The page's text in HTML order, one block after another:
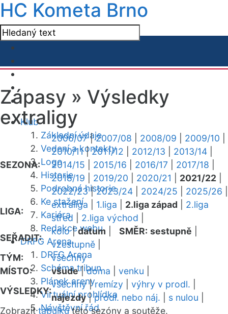
HC Kometa Brno
Klub
Základní údaje
Vedení a kontakty
Logo
Historie
Podrobná historie
Ke stažení
Kariéra
Redakce webu
DRFG Arena
DRFG Arena
Schéma tribun
Plánek areny
Virtuální prohlídka
Návštěvní řád
Zápasy » Výsledky
extraligy
SEZONA:
2006/07|2007/08 2008/09 2009/10
2010/11|2011/12 2012/13 2013/14
2014/15
2015/16 2016/17 2017/18
2018/19
2019/20 2020/21 2021/22
2022/23|2023/24 2024/25 2025/26
LIGA:
extraliga 1.liga 2.liga západ
2.liga
střed
2.liga východ
SEŘADIT:
kolo|datum SMĚR: sestupně
vzestupně
TÝM:
všechny
MÍSTO:
všude|doma venku
VÝSLEDKY:
všechny|remízy výhry v prodl.
nájezdy|prodl. nebo náj. s nulou
Zobrazittabulkutéto sezóny a soutěže.